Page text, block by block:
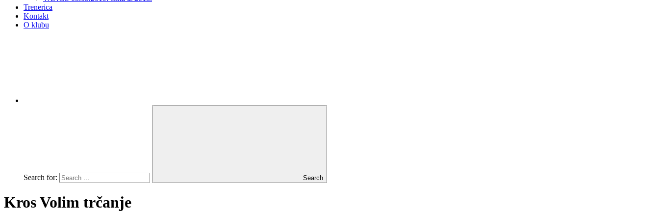
Trenerica
Kontakt
O klubu
Search for: Search
Kros Volim trčanje